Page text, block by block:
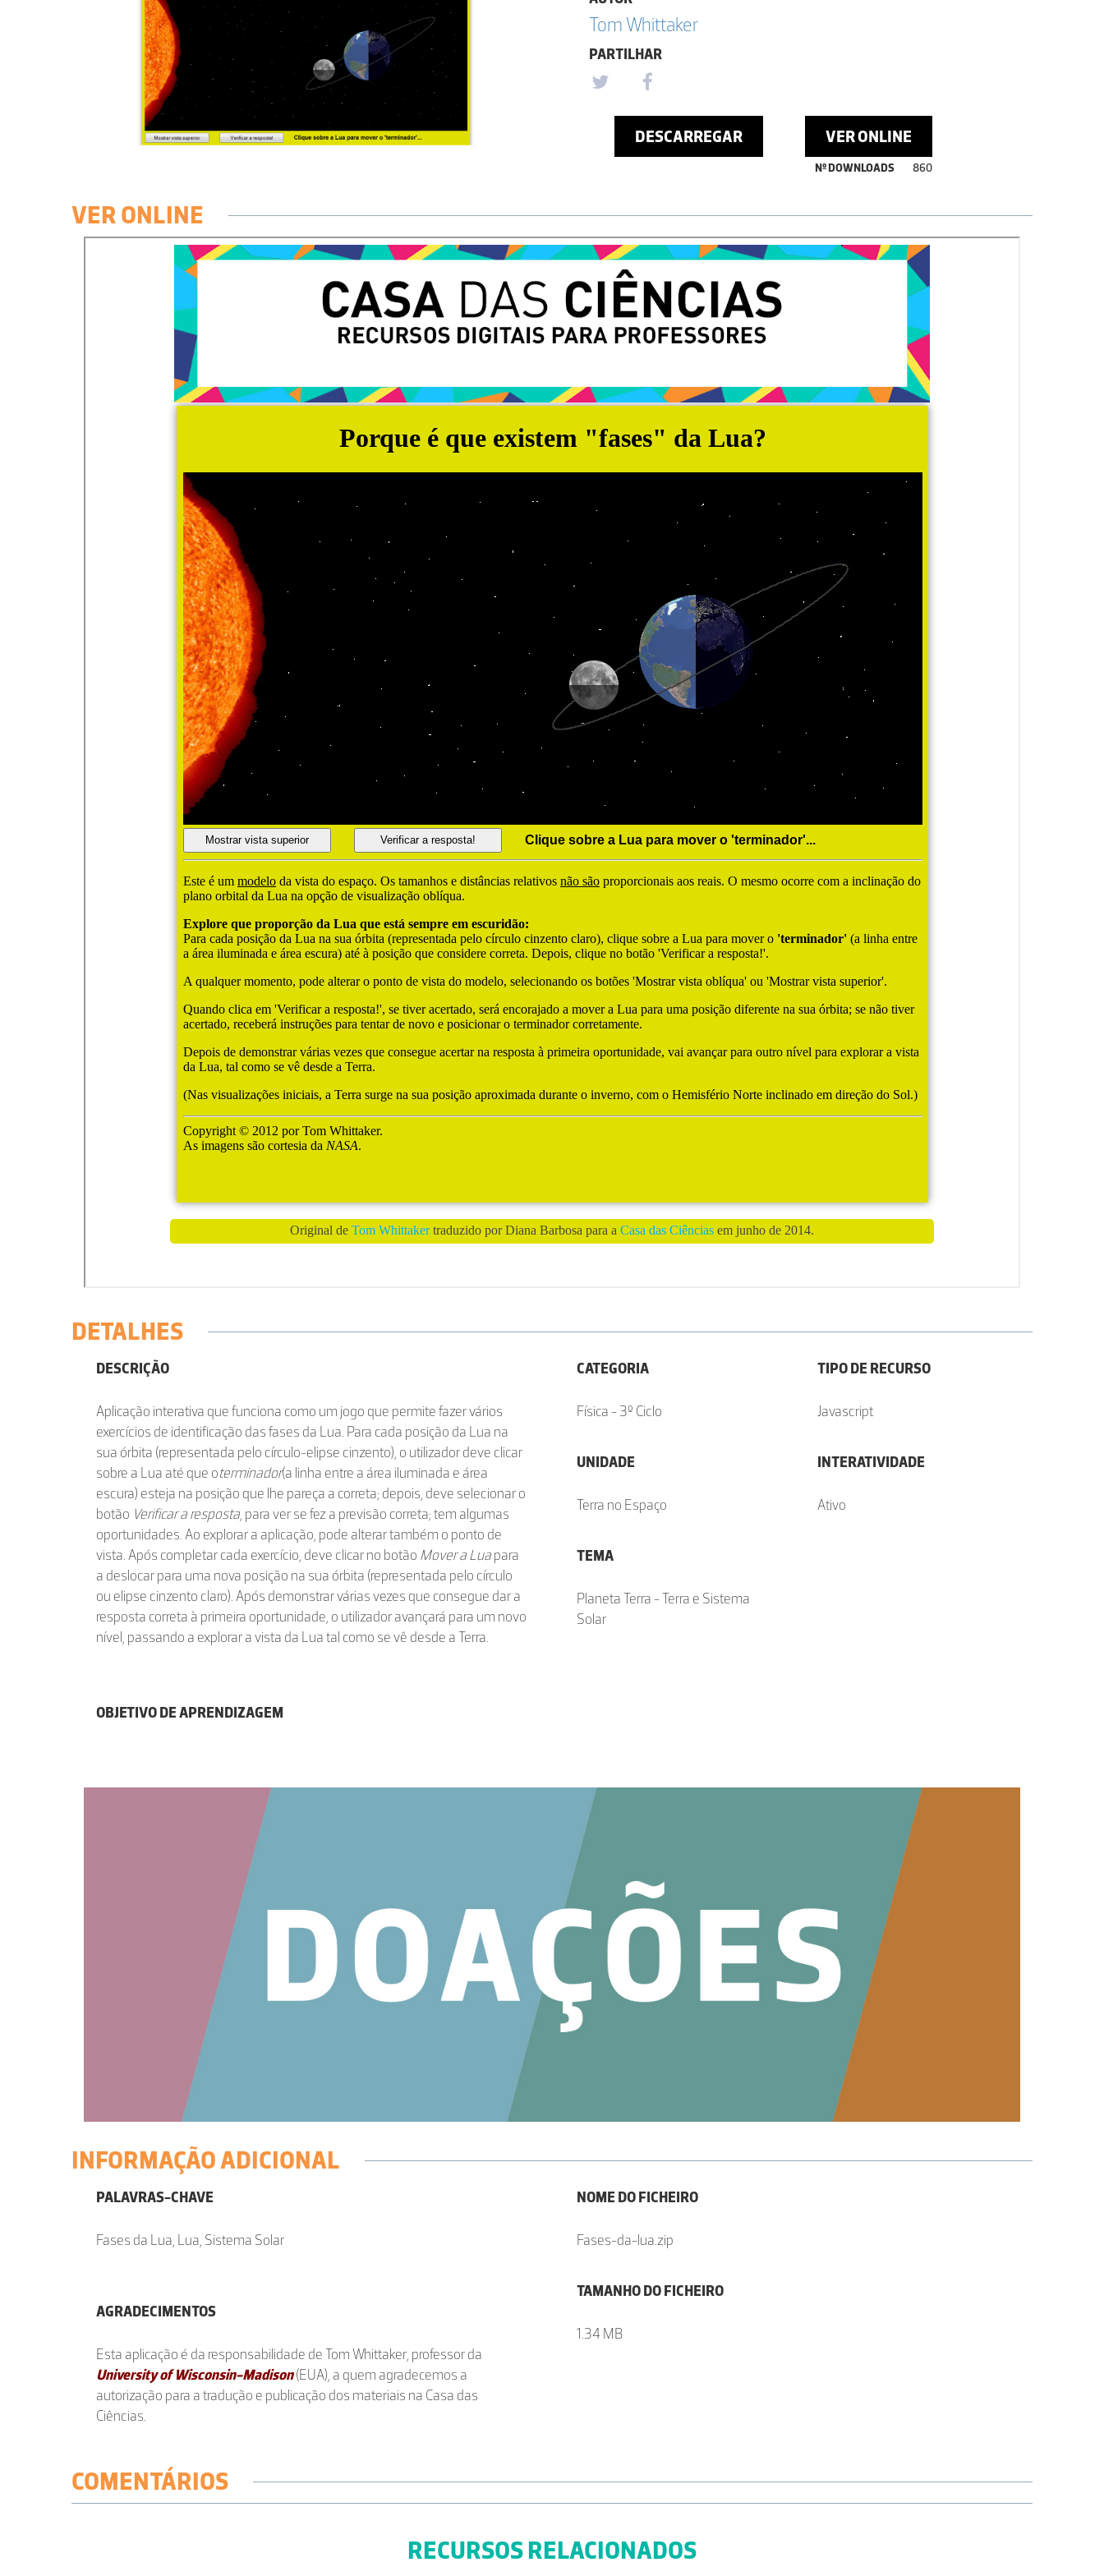
Tom Whittaker
PARTILHAR
DESCARREGAR VER ONLINE
Nº DOWNLOADS 860
VER ONLINE
DETALHES
DESCRIÇÃO
Aplicação interativa que funciona como um jogo que permite fazer vários
exercícios de identificação das fases da Lua. Para cada posição da Lua na
sua órbita (representada pelo círculo-elipse cinzento), o utilizador deve clicar
sobre a Lua até que oterminador(a linha entre a área iluminada e área
escura) esteja na posição que lhe pareça a correta; depois, deve selecionar o
botão Verificar a resposta, para ver se fez a previsão correta; tem algumas
oportunidades. Ao explorar a aplicação, pode alterar também o ponto de
vista. Após completar cada exercício, deve clicar no botão Mover a Luapara
a deslocar para uma nova posição na sua órbita (representada pelo círculo
ou elipse cinzento claro). Após demonstrar várias vezes que consegue dar a
resposta correta à primeira oportunidade, o utilizador avançará para um novo
nível, passando a explorar a vista da Lua tal como se vê desde a Terra.
OBJETIVO DE APRENDIZAGEM
CATEGORIA
Física - 3º Ciclo
UNIDADE
Terra no Espaço
TEMA
Planeta Terra - Terra e Sistema
Solar
TIPO DE RECURSO
Javascript
INTERATIVIDADE
Ativo
INFORMAÇÃO ADICIONAL
PALAVRAS-CHAVE
Fases da Lua, Lua, Sistema Solar
AGRADECIMENTOS
Esta aplicação é da responsabilidade de Tom Whittaker, professor da
University of Wisconsin-Madison(EUA), a quem agradecemos a
autorização para a tradução e publicação dos materiais na Casa das
Ciências.
NOME DO FICHEIRO
Fases-da-lua.zip
TAMANHO DO FICHEIRO
1.34 MB
COMENTÁRIOS
RECURSOS RELACIONADOS